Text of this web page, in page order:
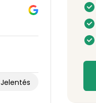
Jelentés